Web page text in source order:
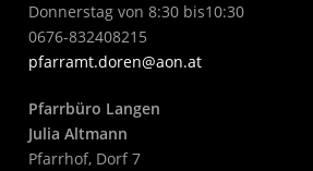
Donnerstag von 8:30 bis10:30
0676-832408215
pfarramt.doren@aon.at
Pfarrbüro Langen
Julia Altmann
Pfarrhof, Dorf 7